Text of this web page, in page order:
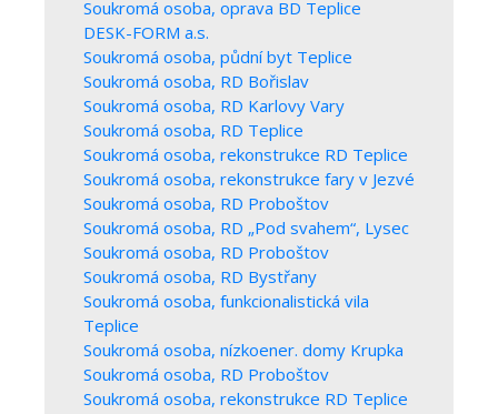
Soukromá osoba, oprava BD Teplice
DESK-FORM a.s.
Soukromá osoba, půdní byt Teplice
Soukromá osoba, RD Bořislav
Soukromá osoba, RD Karlovy Vary
Soukromá osoba, RD Teplice
Soukromá osoba, rekonstrukce RD Teplice
Soukromá osoba, rekonstrukce fary v Jezvé
Soukromá osoba, RD Proboštov
Soukromá osoba, RD „Pod svahem“, Lysec
Soukromá osoba, RD Proboštov
Soukromá osoba, RD Bystřany
Soukromá osoba, funkcionalistická vila
Teplice
Soukromá osoba, nízkoener. domy Krupka
Soukromá osoba, RD Proboštov
Soukromá osoba, rekonstrukce RD Teplice